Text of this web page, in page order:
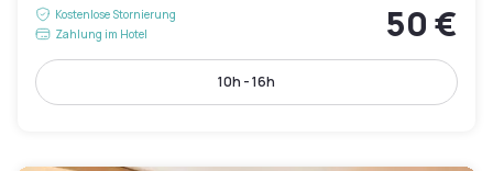
Kostenlose Stornierung
Zahlung im Hotel
50 €
10h - 16h